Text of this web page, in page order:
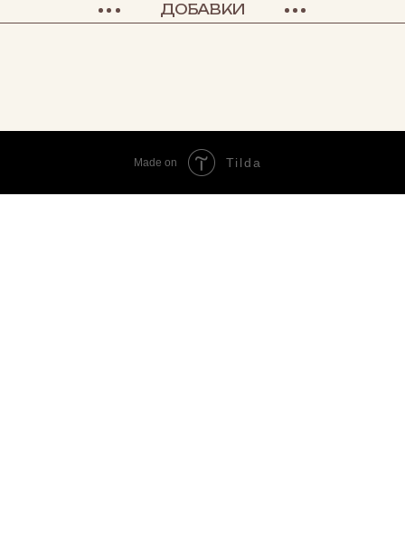
ДОБАВКИ
Made on Tilda